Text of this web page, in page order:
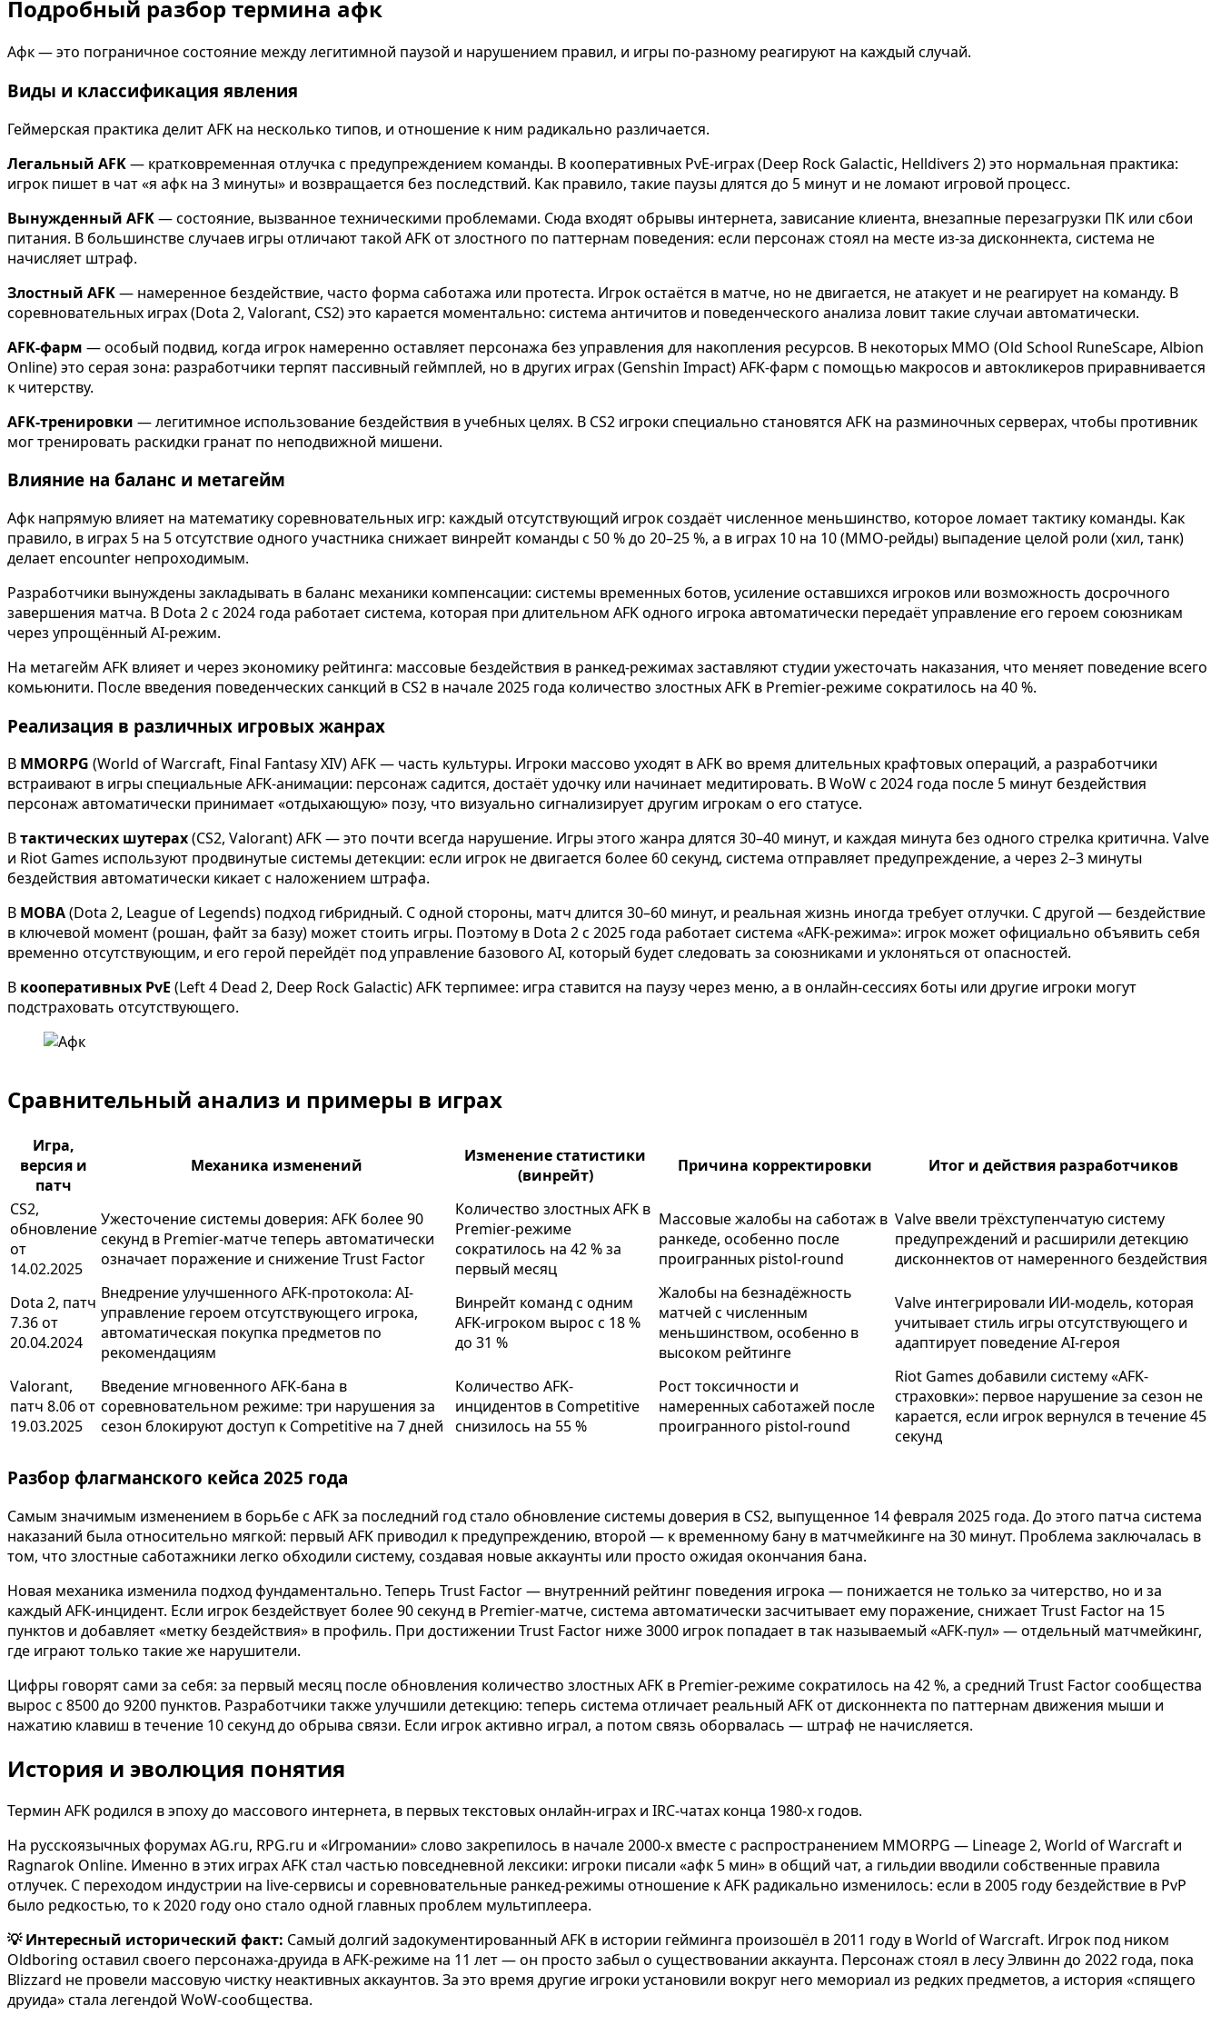
Подробный разбор термина афк
Афк — это пограничное состояние между легитимной паузой и нарушением правил, и игры по-разному реагируют на каждый случай.
Виды и классификация явления
Геймерская практика делит AFK на несколько типов, и отношение к ним радикально различается.
Легальный AFK— кратковременная отлучка с предупреждением команды. В кооперативных PvE-играх (Deep Rock Galactic, Helldivers 2) это нормальная практика:
игрок пишет в чат «я афк на 3 минуты» и возвращается без последствий. Как правило, такие паузы длятся до 5 минут и не ломают игровой процесс.
Вынужденный AFK— состояние, вызванное техническими проблемами. Сюда входят обрывы интернета, зависание клиента, внезапные перезагрузки ПК или сбои
питания. В большинстве случаев игры отличают такой AFK от злостного по паттернам поведения: если персонаж стоял на месте из-за дисконнекта, система не
начисляет штраф.
Злостный AFK— намеренное бездействие, часто форма саботажа или протеста. Игрок остаётся в матче, но не двигается, не атакует и не реагирует на команду. В
соревновательных играх (Dota 2, Valorant, CS2) это карается моментально: система античитов и поведенческого анализа ловит такие случаи автоматически.
AFK-фарм — особый подвид, когда игрок намеренно оставляет персонажа без управления для накопления ресурсов. В некоторых MMO (Old School RuneScape, Albion
Online) это серая зона: разработчики терпят пассивный геймплей, но в других играх (Genshin Impact) AFK-фарм с помощью макросов и автокликеров приравнивается
к читерству.
AFK-тренировки — легитимное использование бездействия в учебных целях. В CS2 игроки специально становятся AFK на разминочных серверах, чтобы противник
мог тренировать раскидки гранат по неподвижной мишени.
Влияние на баланс и метагейм
Афк напрямую влияет на математику соревновательных игр: каждый отсутствующий игрок создаёт численное меньшинство, которое ломает тактику команды. Как
правило, в играх 5 на 5 отсутствие одного участника снижает винрейт команды с 50 % до 20–25 %, а в играх 10 на 10 (MMO-рейды) выпадение целой роли (хил, танк)
делает encounter непроходимым.
Разработчики вынуждены закладывать в баланс механики компенсации: системы временных ботов, усиление оставшихся игроков или возможность досрочного
завершения матча. В Dota 2 с 2024 года работает система, которая при длительном AFK одного игрока автоматически передаёт управление его героем союзникам
через упрощённый AI-режим.
На метагейм AFK влияет и через экономику рейтинга: массовые бездействия в ранкед-режимах заставляют студии ужесточать наказания, что меняет поведение всего
комьюнити. После введения поведенческих санкций в CS2 в начале 2025 года количество злостных AFK в Premier-режиме сократилось на 40 %.
Реализация в различных игровых жанрах
В MMORPG (World of Warcraft, Final Fantasy XIV) AFK — часть культуры. Игроки массово уходят в AFK во время длительных крафтовых операций, а разработчики
встраивают в игры специальные AFK-анимации: персонаж садится, достаёт удочку или начинает медитировать. В WoW с 2024 года после 5 минут бездействия
персонаж автоматически принимает «отдыхающую» позу, что визуально сигнализирует другим игрокам о его статусе.
Втактических шутерах(CS2, Valorant) AFK — это почти всегда нарушение. Игры этого жанра длятся 30–40 минут, и каждая минута без одного стрелка критична. Valve
и Riot Games используют продвинутые системы детекции: если игрок не двигается более 60 секунд, система отправляет предупреждение, а через 2–3 минуты
бездействия автоматически кикает с наложением штрафа.
В MOBA(Dota 2, League of Legends) подход гибридный. С одной стороны, матч длится 30–60 минут, и реальная жизнь иногда требует отлучки. С другой — бездействие
в ключевой момент (рошан, файт за базу) может стоить игры. Поэтому в Dota 2 с 2025 года работает система «AFK-режима»: игрок может официально объявить себя
временно отсутствующим, и его герой перейдёт под управление базового AI, который будет следовать за союзниками и уклоняться от опасностей.
В кооперативных PvE (Left 4 Dead 2, Deep Rock Galactic) AFK терпимее: игра ставится на паузу через меню, а в онлайн-сессиях боты или другие игроки могут
подстраховать отсутствующего.
Сравнительный анализ и примеры в играх
Игра,
версия и
патч
Механика изменений
Изменение статистики
(винрейт)
Причина корректировки Итог и действия разработчиков
CS2,
обновление
от
14.02.2025
Ужесточение системы доверия: AFK более 90
секунд в Premier-матче теперь автоматически
означает поражение и снижение Trust Factor
Количество злостных AFK в
Premier-режиме
сократилось на 42 % за
первый месяц
Массовые жалобы на саботаж в
ранкеде, особенно после
проигранных pistol-round
Valve ввели трёхступенчатую систему
предупреждений и расширили детекцию
дисконнектов от намеренного бездействия
Dota 2, патч
7.36 от
20.04.2024
Внедрение улучшенного AFK-протокола: AI-
управление героем отсутствующего игрока,
автоматическая покупка предметов по
рекомендациям
Винрейт команд с одним
AFK-игроком вырос с 18 %
до 31 %
Жалобы на безнадёжность
матчей с численным
меньшинством, особенно в
высоком рейтинге
Valve интегрировали ИИ-модель, которая
учитывает стиль игры отсутствующего и
адаптирует поведение AI-героя
Valorant,
патч 8.06 от
19.03.2025
Введение мгновенного AFK-бана в
соревновательном режиме: три нарушения за
сезон блокируют доступ к Competitive на 7 дней
Количество AFK-
инцидентов в Competitive
снизилось на 55 %
Рост токсичности и
намеренных саботажей после
проигранного pistol-round
Riot Games добавили систему «AFK-
страховки»: первое нарушение за сезон не
карается, если игрок вернулся в течение 45
секунд
Разбор флагманского кейса 2025 года
Самым значимым изменением в борьбе с AFK за последний год стало обновление системы доверия в CS2, выпущенное 14 февраля 2025 года. До этого патча система
наказаний была относительно мягкой: первый AFK приводил к предупреждению, второй — к временному бану в матчмейкинге на 30 минут. Проблема заключалась в
том, что злостные саботажники легко обходили систему, создавая новые аккаунты или просто ожидая окончания бана.
Новая механика изменила подход фундаментально. Теперь Trust Factor — внутренний рейтинг поведения игрока — понижается не только за читерство, но и за
каждый AFK-инцидент. Если игрок бездействует более 90 секунд в Premier-матче, система автоматически засчитывает ему поражение, снижает Trust Factor на 15
пунктов и добавляет «метку бездействия» в профиль. При достижении Trust Factor ниже 3000 игрок попадает в так называемый «AFK-пул» — отдельный матчмейкинг,
где играют только такие же нарушители.
Цифры говорят сами за себя: за первый месяц после обновления количество злостных AFK в Premier-режиме сократилось на 42 %, а средний Trust Factor сообщества
вырос с 8500 до 9200 пунктов. Разработчики также улучшили детекцию: теперь система отличает реальный AFK от дисконнекта по паттернам движения мыши и
нажатию клавиш в течение 10 секунд до обрыва связи. Если игрок активно играл, а потом связь оборвалась — штраф не начисляется.
История и эволюция понятия
Термин AFK родился в эпоху до массового интернета, в первых текстовых онлайн-играх и IRC-чатах конца 1980-х годов.
На русскоязычных форумах AG.ru, RPG.ru и «Игромании» слово закрепилось в начале 2000-х вместе с распространением MMORPG — Lineage 2, World of Warcraft и
Ragnarok Online. Именно в этих играх AFK стал частью повседневной лексики: игроки писали «афк 5 мин» в общий чат, а гильдии вводили собственные правила
отлучек. С переходом индустрии на live-сервисы и соревновательные ранкед-режимы отношение к AFK радикально изменилось: если в 2005 году бездействие в PvP
было редкостью, то к 2020 году оно стало одной главных проблем мультиплеера.
💡 Интересный исторический факт: Самый долгий задокументированный AFK в истории гейминга произошёл в 2011 году в World of Warcraft. Игрок под ником
Oldboring оставил своего персонажа-друида в AFK-режиме на 11 лет — он просто забыл о существовании аккаунта. Персонаж стоял в лесу Элвинн до 2022 года, пока
Blizzard не провели массовую чистку неактивных аккаунтов. За это время другие игроки установили вокруг него мемориал из редких предметов, а история «спящего
друида» стала легендой WoW-сообщества.